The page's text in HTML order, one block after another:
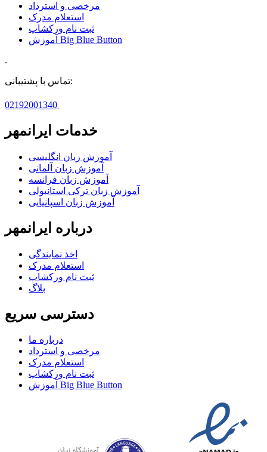
مرخصی و استرداد
استعلام مدرک
ثبت نام ورکشاپ
آموزش Big Blue Button
.
تماس با پشتیبانی:
02192001340
خدمات ایرانمهر
آموزش زبان انگلیسی
آموزش زبان آلمانی
آموزش زبان فرانسه
آموزش زبان ترکی استانبولی
آموزش زبان اسپانیایی
درباره ایرانمهر
اخذ نمايندگی
استعلام مدرک
ثبت نام ورکشاپ
بلاگ
دسترسی سریع
درباره ما
مرخصی و استرداد
استعلام مدرک
ثبت نام ورکشاپ
آموزش Big Blue Button